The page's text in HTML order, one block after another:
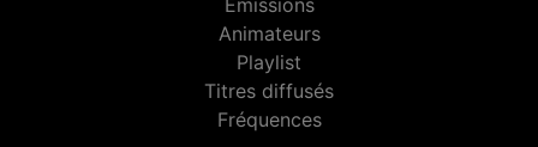
Emissions
Animateurs
Playlist
Titres diffusés
Fréquences